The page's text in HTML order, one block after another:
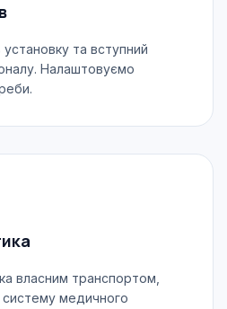
та вступний
Налаштовуємо
власним транспортом,
систему медичного